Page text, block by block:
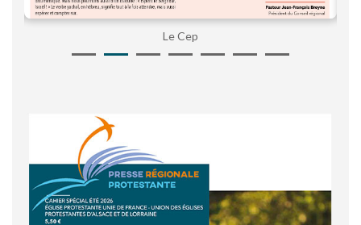
Le Cep